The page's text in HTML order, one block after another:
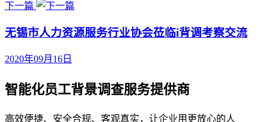
下一篇
无锡市人力资源服务行业协会莅临i背调考察交流
2020年09月16日
智能化员工背景调查服务提供商
高效便捷、安全合规、客观真实，让企业用更放心的人